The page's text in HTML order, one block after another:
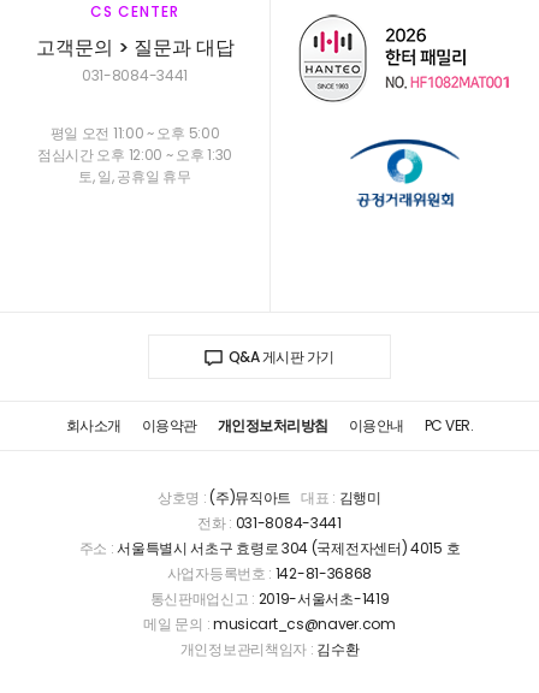
CS CENTER
고객문의 > 질문과 대답
031-8084-3441
평일 오전 11:00 ~ 오후 5:00
점심시간 오후 12:00 ~ 오후 1:30
토, 일, 공휴일 휴무
Q&A 게시판 가기
회사소개 이용약관 개인정보처리방침 이용안내 PC VER.
상호명 :(주)뮤직아트 대표 : 김행미
전화 : 031-8084-3441
주소 :서울특별시 서초구 효령로 304 (국제전자센터) 4015 호
사업자등록번호 : 142-81-36868
통신판매업신고 : 2019-서울서초-1419
메일 문의 :musicart_cs@naver.com
개인정보관리책임자 : 김수환